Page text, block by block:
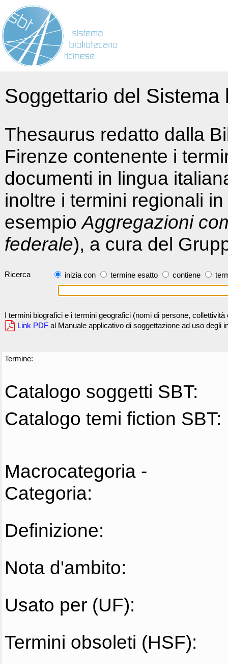
Soggettario del
Thesaurus redatto dalla
Firenze contenente i
documenti in lingua
inoltre i termini regionali
esempioAggregazioni
federale), a cura del
Ricerca inizia con termine esatto contiene
I termini biografici e i termini geografici (nomi di persone,
Link PDF al Manuale applicativo di soggettazione ad uso degli
Termine:
Catalogo soggetti SBT:
Catalogo temi fiction SBT:
Macrocategoria -
Categoria:
Definizione:
Nota d'ambito:
Usato per (UF):
Termini obsoleti (HSF):